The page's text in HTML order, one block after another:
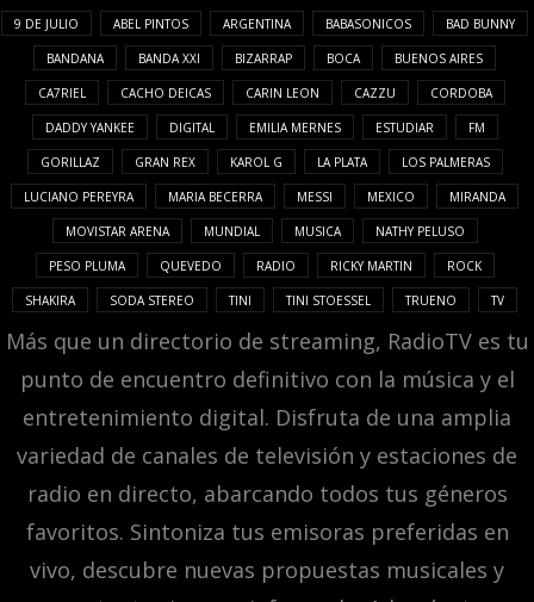
9 DE JULIO ABEL PINTOS ARGENTINA BABASONICOS BAD BUNNY
BANDANA BANDA XXI BIZARRAP BOCA BUENOS AIRES
CA7RIEL CACHO DEICAS CARIN LEON CAZZU CORDOBA
DADDY YANKEE DIGITAL EMILIA MERNES ESTUDIAR FM
GORILLAZ GRAN REX KAROL G LA PLATA LOS PALMERAS
LUCIANO PEREYRA MARIA BECERRA MESSI MEXICO MIRANDA
MOVISTAR ARENA MUNDIAL MUSICA NATHY PELUSO
PESO PLUMA QUEVEDO RADIO RICKY MARTIN ROCK
SHAKIRA SODA STEREO TINI TINI STOESSEL TRUENO TV
Más que un directorio de streaming, RadioTV es tu
punto de encuentro definitivo con la música y el
entretenimiento digital. Disfruta de una amplia
variedad de canales de televisión y estaciones de
radio en directo, abarcando todos tus géneros
favoritos. Sintoniza tus emisoras preferidas en
vivo, descubre nuevas propuestas musicales y